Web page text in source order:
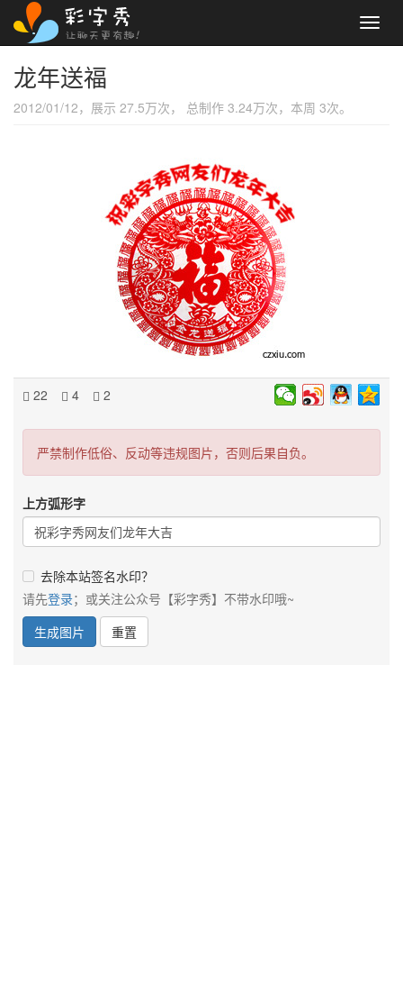
龙年送福
2012/01/12，展示 27.5万次， 总制作 3.24万次，本周 3次。
22 4 2
严禁制作低俗、反动等违规图片，否则后果自负。
上方弧形字
去除本站签名水印？
请先登录；或关注公众号【彩字秀】不带水印哦~
生成图片
重置